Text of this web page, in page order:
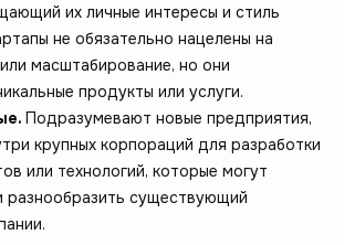
их личные интересы и стиль
не обязательно нацелены на
масштабирование, но они
продукты или услуги.
Подразумевают новые предприятия,
крупных корпораций для разработки
или технологий, которые могут
разнообразить существующий